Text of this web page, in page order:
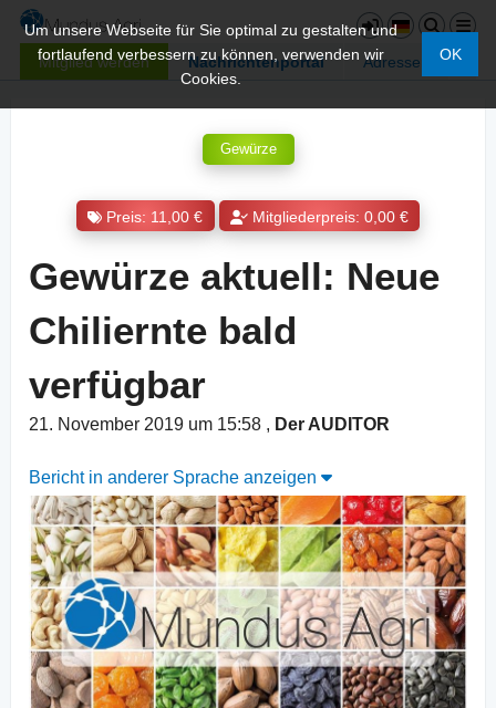
Mitglied werden Nachrichtenportal Adressen
Um unsere Webseite für Sie optimal zu gestalten und
fortlaufend verbessern zu können, verwenden wir
Cookies.
OK
Gewürze
Preis: 11,00 € Mitgliederpreis: 0,00 €
Gewürze aktuell: Neue
Chiliernte bald
verfügbar
21. November 2019 um 15:58 , Der AUDITOR
Bericht in anderer Sprache anzeigen